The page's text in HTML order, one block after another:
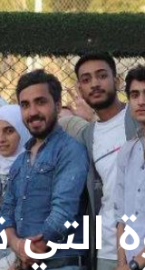
التي